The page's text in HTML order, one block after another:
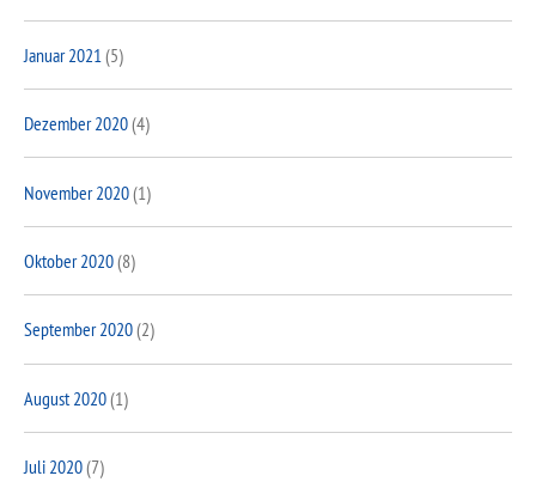
Januar 2021 (5)
Dezember 2020(4)
November 2020(1)
Oktober 2020(8)
September 2020(2)
August 2020(1)
Juli 2020(7)